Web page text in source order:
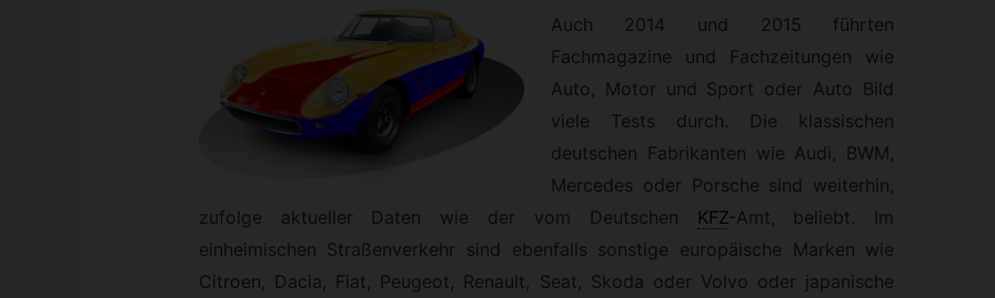
Auch 2014 und 2015 führten
Fachmagazine und Fachzeitungen wie
Auto, Motor und Sport oder Auto Bild
viele Tests durch. Die klassischen
deutschen Fabrikanten wie Audi, BWM,
Mercedes oder Porsche sind weiterhin,
zufolge aktueller Daten wie der vom Deutschen
KFZ-Amt, beliebt. Im
einheimischen Straßenverkehr sind ebenfalls sonstige europäische Marken wie
Citroen, Dacia, Fiat, Peugeot, Renault, Seat, Skoda oder Volvo oder japanische